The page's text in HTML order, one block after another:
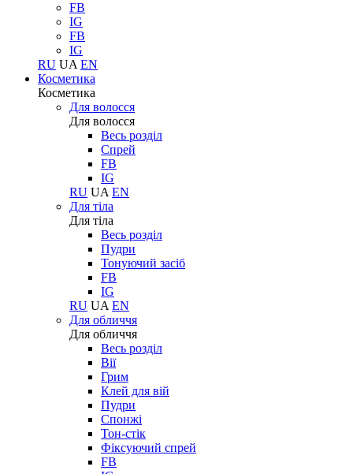
FB
IG
FB
IG
RU UA EN
Косметика
Косметика
Для волосся
Для волосся
Весь розділ
Спрей
FB
IG
RU UA EN
Для тіла
Для тіла
Весь розділ
Пудри
Тонуючий засіб
FB
IG
RU UA EN
Для обличчя
Для обличчя
Весь розділ
Вії
Грим
Клей для вій
Пудри
Спонжі
Тон-стік
Фіксуючий спрей
FB